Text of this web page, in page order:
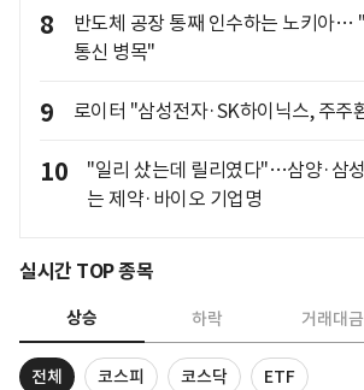
8
반도체 공장 통째 인수하는 노키아…
통신 병목"
9 로이터 "삼성전자·SK하이닉스, 주주
10
"일리 샀는데 릴리였다"…삼양·삼
는 제약·바이오 기업명
실시간 TOP 종목
상승 하락 거래대금
전체 코스피 코스닥 ETF